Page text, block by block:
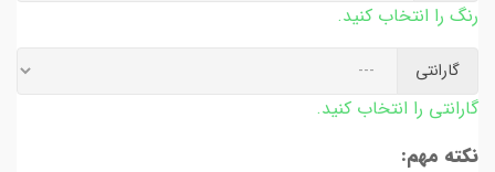
رنگ را انتخاب کنید.
گارانتی
گارانتی را انتخاب کنید.
نکته مهم: